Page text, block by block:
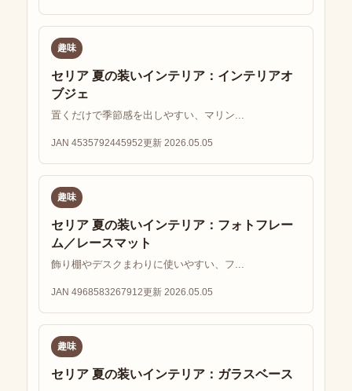
趣味
セリア 夏の装いインテリア：インテリアオ
ブジェ
置くだけで季節感を出しやすい、マリン...
JAN 4535792445952更新 2026.05.05
趣味
セリア 夏の装いインテリア：フォトフレー
ム／レースマット
飾り棚やデスクまわりに使いやすい、フ...
JAN 4968583267912更新 2026.05.05
趣味
セリア 夏の装いインテリア：ガラスベース